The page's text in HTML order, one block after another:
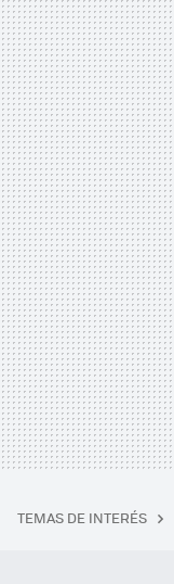
TEMAS DE INTERÉS